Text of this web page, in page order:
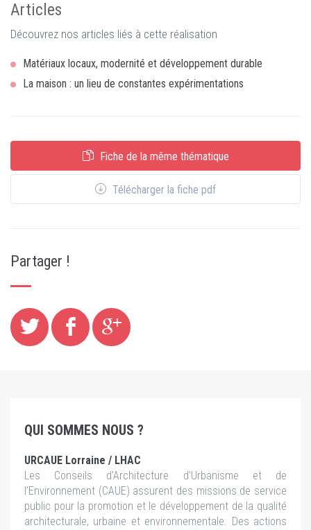
Articles
Découvrez nos articles liés à cette réalisation
Matériaux locaux, modernité et développement durable
La maison : un lieu de constantes expérimentations
Fiche de la même thématique
Télécharger la fiche pdf
Partager !
QUI SOMMES NOUS ?
URCAUE Lorraine / LHAC
Les Conseils d’Architecture d’Urbanisme et de
l’Environnement (CAUE) assurent des missions de service
public pour la promotion et le développement de la qualité
architecturale, urbaine et environnementale. Des actions